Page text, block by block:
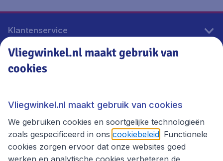
Klantenservice
Vliegwinkel.nl
Thema's
Vliegwinkel.nl maakt gebruik van
cookies
Vliegwinkel.nl maakt gebruik van cookies
We gebruiken cookies en soortgelijke technologieën
zoals gespecificeerd in ons cookiebeleid . Functionele
cookies zorgen ervoor dat onze websites goed
werken en analytische cookies verbeteren de